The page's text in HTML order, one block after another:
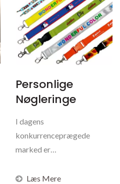
Personlige
Nøgleringe
I dagens
konkurrenceprægede
marked er
afgørende. Hos Star Lapel
Læs Mere